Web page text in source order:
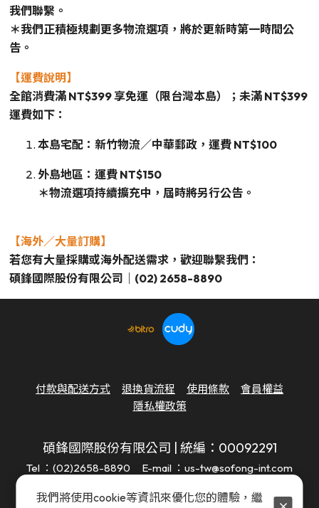
我們聯繫。
＊我們正積極規劃更多物流選項，將於更新時第一時間公
告。
【運費說明】
全館消費滿 NT$399 享免運（限台灣本島）；未滿 NT$399
運費如下：
本島宅配：新竹物流／中華郵政，運費 NT$100
外島地區：運費 NT$150
＊物流選項持續擴充中，屆時將另行公告。
【海外／大量訂購】
若您有大量採購或海外配送需求，歡迎聯繫我們：
碩鋒國際股份有限公司｜(02) 2658-8890
付款與配送方式 退換貨流程 使用條款
會員權益
隱私權政策
碩鋒國際股份有限公司 | 統編：00092291
Tel ：(02)2658-8890
E-mail ：us-tw@sofong-int.com
技大樓）
我們將使用cookie等資訊來優化您的體驗，繼